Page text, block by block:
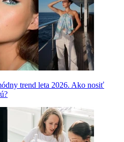
trend leta 2026. Ako nosiť